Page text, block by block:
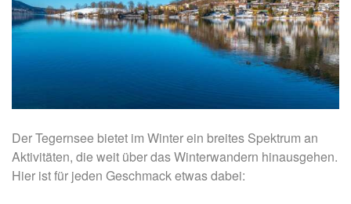
Der Tegernsee bietet im Winter ein breites Spektrum an
Aktivitäten, die weit über das Winterwandern hinausgehen.
Hier ist für jeden Geschmack etwas dabei: